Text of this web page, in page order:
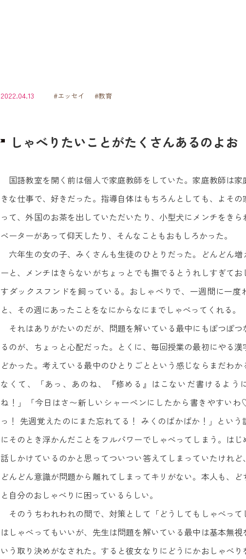
2022.04.13 #エッセイ #教育
しゃべりたいことがたくさんあるのよお
国語教室を開く前は個人で家庭教師をしていた。家庭教師は家
きな仕事で、好きだった。指導自体はもちろんとしても、よその
って、外国のお茶を出していただいたり、小型犬にメンチをきら
ベーターがあって仰天したり、そんなこともおもしろかった。
六年生の女の子、みくさんも生徒のひとりだった。どんどん増
ーと、メンチはきらないがちょっとでも撫でるとうれしすぎてお
すダックスフンドを飼っている。おしゃべりで、一週間に一度
と、その週にあったことをなにからなにまでしゃべってくれる。
それはありがたいのだが、問題を解いている最中にもぽつぽつ
るのが、ちょっと心配だった。とくに、毎回授業の最初にやる漢
どかった。考えている最中のひとりごとという感じならまだわか
なくて、「あっ、あのね、『修める』はこないだ書けるよう
ね！」「今日はさ〜新しいシャーペンにしたから書きやすい
っ！ 先週覚えたのにまた忘れてる！ みくのばかばか！」という
にそのとき浮かんだことをフルパワーでしゃべってしまう。はじ
話しかけているのかと思ってついつい答えてしまっていたけれど
どんどん意識が問題から離れてしまってキリがない。本人も、ど
と自分のおしゃべりに困っているらしい。
そのうちわれわれの間で、対策として「どうしてもしゃべって
はしゃべってもいいが、先生は問題を解いている最中は基本無視
いう取り決めがなされた。すると彼女なりにどうにかおしゃべり